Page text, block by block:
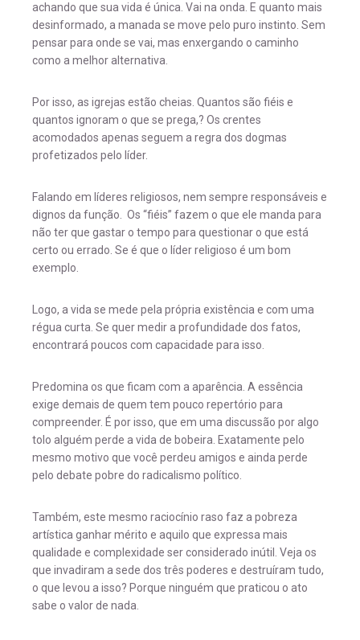
achando que sua vida é única. Vai na onda. E quanto mais
desinformado, a manada se move pelo puro instinto. Sem
pensar para onde se vai, mas enxergando o caminho
como a melhor alternativa.
Por isso, as igrejas estão cheias. Quantos são fiéis e
quantos ignoram o que se prega,? Os crentes
acomodados apenas seguem a regra dos dogmas
profetizados pelo líder.
Falando em líderes religiosos, nem sempre responsáveis e
dignos da função. Os “fiéis” fazem o que ele manda para
não ter que gastar o tempo para questionar o que está
certo ou errado. Se é que o líder religioso é um bom
exemplo.
Logo, a vida se mede pela própria existência e com uma
régua curta. Se quer medir a profundidade dos fatos,
encontrará poucos com capacidade para isso.
Predomina os que ficam com a aparência. A essência
exige demais de quem tem pouco repertório para
compreender. É por isso, que em uma discussão por algo
tolo alguém perde a vida de bobeira. Exatamente pelo
mesmo motivo que você perdeu amigos e ainda perde
pelo debate pobre do radicalismo político.
Também, este mesmo raciocínio raso faz a pobreza
artística ganhar mérito e aquilo que expressa mais
qualidade e complexidade ser considerado inútil. Veja os
que invadiram a sede dos três poderes e destruíram tudo,
o que levou a isso? Porque ninguém que praticou o ato
sabe o valor de nada.